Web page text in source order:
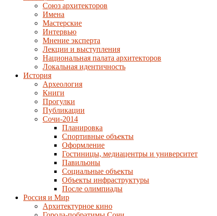
Союз архитекторов
Имена
Мастерские
Интервью
Мнение эксперта
Лекции и выступления
Национальная палата архитекторов
Локальная идентичность
История
Археология
Книги
Прогулки
Публикации
Сочи-2014
Планировка
Спортивные объекты
Оформление
Гостиницы, медиацентры и университет
Павильоны
Социальные объекты
Объекты инфраструктуры
После олимпиады
Россия и Мир
Архитектурное кино